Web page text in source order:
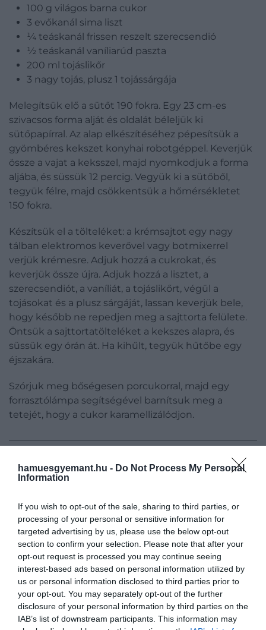
hamuesgyemant.hu - Do Not Process My Personal
Information
If you wish to opt-out of the sale, sharing to third parties, or
processing of your personal or sensitive information for
targeted advertising by us, please use the below opt-out
section to confirm your selection. Please note that after your
opt-out request is processed you may continue seeing
interest-based ads based on personal information utilized by
us or personal information disclosed to third parties prior to
your opt-out. You may separately opt-out of the further
disclosure of your personal information by third parties on the
IAB’s list of downstream participants. This information may
100 g világos barna cukor
3 evőkanál sima liszt
¼ teáskanál frissen reszelt szerecsendió
½ teáskanál vaníliarúd paszta
200 ml tojáslikőr
3 nagy tojás, plusz 1 tojássárgája
Melegítsük elő a sütőt 190 fokra. Egy 23 cm-es
szivacsos forma alját és oldalát béleljük ki
sütőpapírral. Az alap elkészítéséhez pépesítsük a
gyömbéres kekszet konyhai robotgéppel. Keverjük
össze a vajat a keksszel, majd nyomkodjuk a forma
aljába, és süssük 12 percig. Vegyük ki a sütőből,
tegyük félre, majd csökkentsük a hőmérsékletet
150 fokra.
Készítsük el a tölteléket: a krémsajtot egy nagy
tálban elektromos keverővel vagy botmixerrel
verjük krémesre. Adjuk hozzá a cukrokat, és
keverjük össze újra. Adjuk hozzá a lisztet, a
szerecsendiót, a vaníliát, a tojáslikőrt, végül a
tojásokat és a plusz sárgáját, lassan keverjük bele,
hogy később ne repedjen meg a sajttorta felülete.
Öntsük a sajttortatölteléket a kekszes alapra, és
süssük egy órán át. Ha kihűlt, tegyük hűtőbe egy
éjszakára.
Szórjuk meg bőségesen porcukorral, majd egy
forrasztólámpa segítségével barnítsuk meg a
tetejét, hogy a cukor karamellizálódjon.
Ez is érdekelhet:5 ünnepi koktél recept a
tökéletes karácsonyi hangulat eléréséhez
2. Tojáslikőrös fagylalt